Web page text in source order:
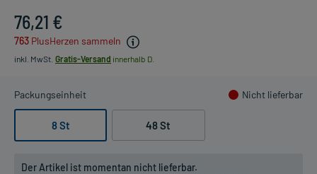
76,21 €
763 PlusHerzen sammeln
inkl. MwSt. Gratis-Versand innerhalb D.
Packungseinheit Nicht lieferbar
8 St 48 St
Der Artikel ist momentan nicht lieferbar.